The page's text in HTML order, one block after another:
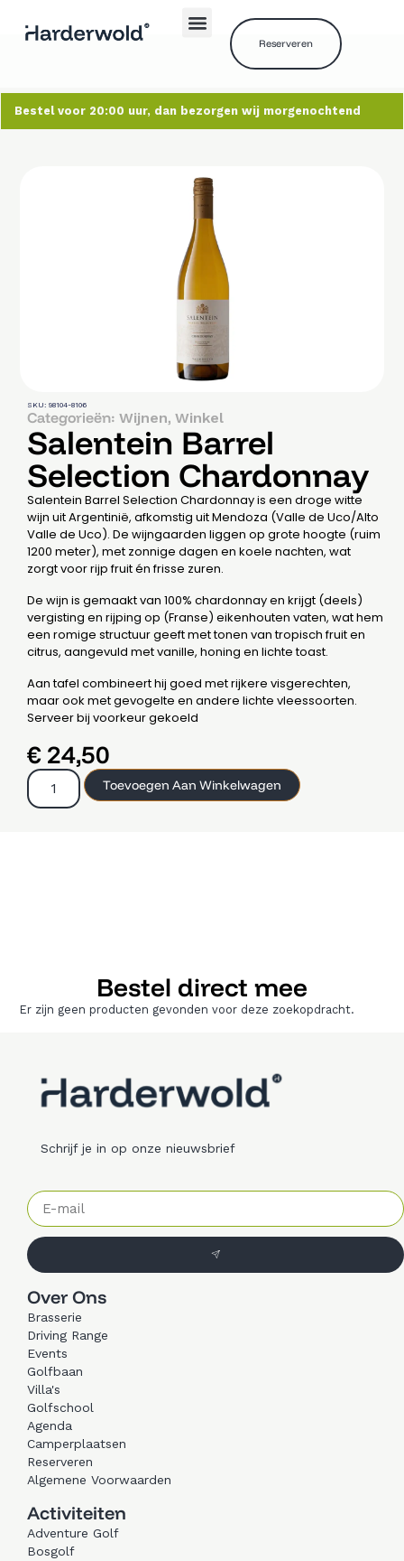
Reserveren
Bestel voor 20:00 uur, dan bezorgen wij morgenochtend
SKU: 98104-8106
Categorieën:Wijnen,Winkel
Salentein Barrel
Selection Chardonnay
Salentein Barrel Selection Chardonnay is een droge witte
wijn uit Argentinië, afkomstig uit Mendoza (Valle de Uco/Alto
Valle de Uco). De wijngaarden liggen op grote hoogte (ruim
1200 meter), met zonnige dagen en koele nachten, wat
zorgt voor rijp fruit én frisse zuren.
De wijn is gemaakt van 100% chardonnay en krijgt (deels)
vergisting en rijping op (Franse) eikenhouten vaten, wat hem
een romige structuur geeft met tonen van tropisch fruit en
citrus, aangevuld met vanille, honing en lichte toast.
Aan tafel combineert hij goed met rijkere visgerechten,
maar ook met gevogelte en andere lichte vleessoorten.
Serveer bij voorkeur gekoeld
€ 24,50
Toevoegen Aan Winkelwagen
Bestel direct mee
Er zijn geen producten gevonden voor deze zoekopdracht.
Schrijf je in op onze nieuwsbrief
Over Ons
Brasserie
Driving Range
Events
Golfbaan
Villa's
Golfschool
Agenda
Camperplaatsen
Reserveren
Algemene Voorwaarden
Activiteiten
Adventure Golf
Bosgolf